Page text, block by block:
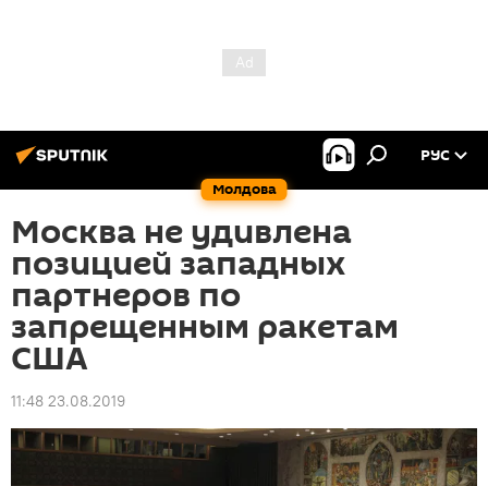
Молдова
РУС
Москва не удивлена
позицией западных
партнеров по
запрещенным ракетам
США
11:48 23.08.2019